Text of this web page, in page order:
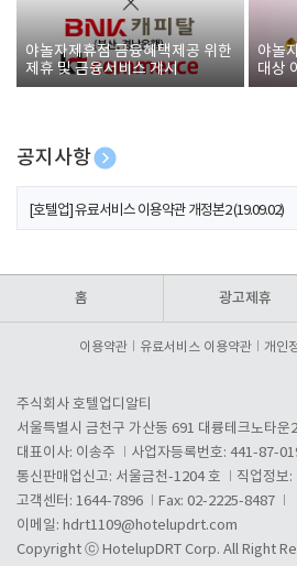
야놀자제휴점 금융혜택제공 위한
제휴 및 금융서비스 게시
야놀
대상
폰 증
공지사항
[호텔업] 개인정보 처리방침 개정본1 (19.09.02)
[호텔업] 유료서비스 이용약관 개정본2 (19.09.02)
홈 광고제휴
이용약관 유료서비스 이용약관 개인
주식회사 호텔업디알티
서울특별시 금천구 가산동 691 대륭테크노타운
대표이사: 이송주
사업자등록번호: 441-87-
통신판매업신고: 서울금천-1204 호
직업정보
고객센터: 1644-7896
Fax: 02-2225-8487
이메일: hdrt1109@hotelupdrt.com
Copyright ⓒ HotelupDRT Corp. All Right